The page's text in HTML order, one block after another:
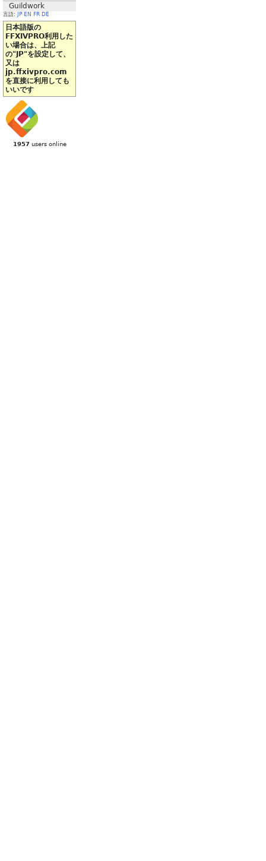
Guildwork
言語: JP EN FR DE
日本語版の
FFXIVPRO利用した
い場合は、上記
の"JP"を設定して、
又は
jp.ffxivpro.com
を直接に利用しても
いいです
1957users online